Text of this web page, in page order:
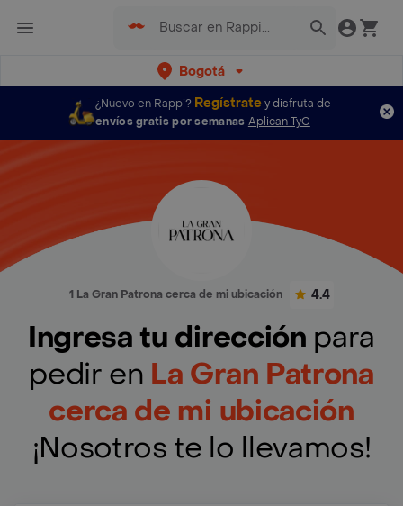
Bogotá
¿Nuevo en Rappi? Regístratey disfruta de
envíos gratis por semanas Aplican TyC
1 La Gran Patrona cerca de mi ubicación 4.4
Ingresa tu dirección para
pedir en La Gran Patrona
cerca de mi ubicación
¡Nosotros te lo llevamos!